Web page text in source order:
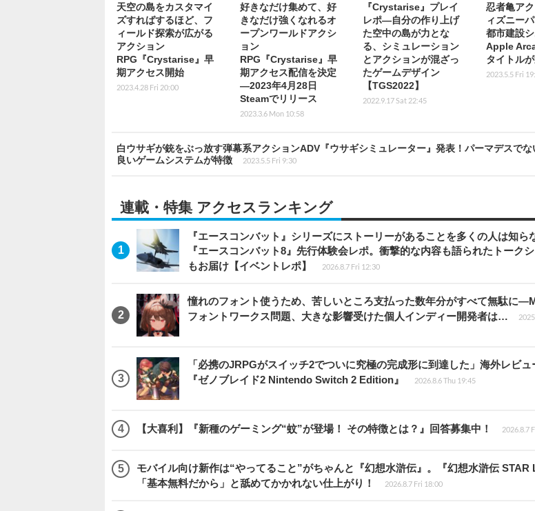
天空の島をカスタマイ
ズすればするほど、フ
ィールド探索が広がる
アクション
RPG『Crystarise』早
期アクセス開始
2023.4.28 Fri 20:00
好きなだけ集めて、好
きなだけ強くなれるオ
ープンワールドアクシ
ョン
RPG『Crystarise』早
期アクセス配信を決定
―2023年4月28日
Steamでリリース
2023.3.6 Mon 10:58
『Crystarise』プレイ
レポ―自分の作り上げ
た空中の島が力とな
る、シミュレーション
とアクションが混ざっ
たゲームデザイン
【TGS2022】
2022.9.17 Sat 22:45
忍者亀ア
ィズニー
都市建設シ
Apple
タイトル
2023.5.5 Fri
白ウサギが銃をぶっ放す弾幕系アクションADV『ウサギシミュレーター』発表！パーマデスで
良いゲームシステムが特徴
2023.5.5 Fri 9:30
連載・特集 アクセスランキング
『エースコンバット』シリーズにストーリーがあることを多くの人は知ら
『エースコンバット8』先行体験会レポ。衝撃的な内容も語られたトーク
もお届け【イベントレポ】
2026.8.7 Fri 12:30
憧れのフォント使うため、苦しいところ支払った数年分がすべて無駄に
フォントワークス問題、大きな影響受けた個人インディー開発者は…
「必携のJRPGがスイッチ2でついに究極の完成形に到達した」海外レビ
『ゼノブレイド2 Nintendo Switch 2 Edition』
2026.8.6 Thu 19:45
【大喜利】『新種のゲーミング“蚊”が登場！ その特徴とは？』回答募集中！ 2026.8.7
モバイル向け新作は“やってること”がちゃんと『幻想水滸伝』。『幻想水滸伝 STAR
「基本無料だから」と舐めてかかれない仕上がり！
2026.8.7 Fri 18:00